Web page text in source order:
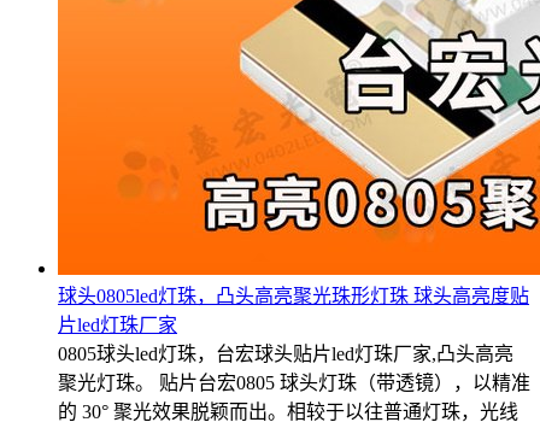
球头0805led灯珠，凸头高亮聚光珠形灯珠 球头高亮度贴
片led灯珠厂家
0805球头led灯珠，台宏球头贴片led灯珠厂家,凸头高亮
聚光灯珠。 贴片台宏0805 球头灯珠（带透镜），以精准
的 30° 聚光效果脱颖而出。相较于以往普通灯珠，光线